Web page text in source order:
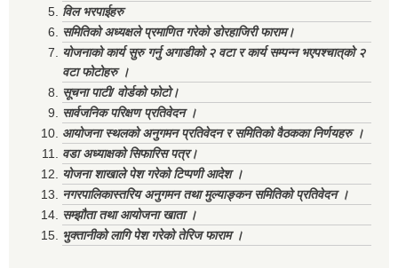
विल भरपाईहरु
समितिको अध्यक्षले प्रमाणित गरेको डोरहाजिरी फाराम।
योजनाको कार्य सुरु गर्नु अगाडीको २ वटा र कार्य सम्पन्न भएपश्चात्‌को २
वटा फोटोहरु ।
सूचना पाटी/ वोर्डको फोटो।
सार्वजनिक परिक्षण प्रतिवेदन ।
आयोजना स्थलको अनुगमन प्रतिवेदन र समितिको वैठकका निर्णयहरु ।
वडा अध्याक्षको सिफारिस पत्र।
योजना शाखाले पेश गरेको टिप्पणी आदेश ।
नगरपालिकास्तरिय अनुगमन तथा मुल्याङ्कन समितिको प्रतिवेदन ।
सम्झौता तथा आयोजना खाता ।
भुक्तानीको लागि पेश गरेको तेरिज फाराम ।